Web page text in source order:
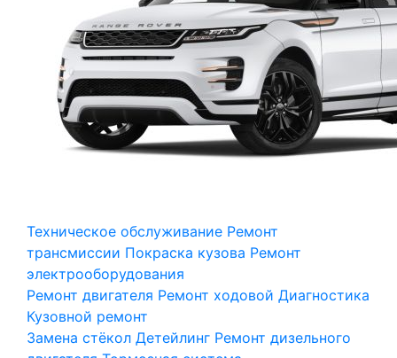
Техническое обслуживание Ремонт
трансмиссии Покраска кузова Ремонт
электрооборудования
Ремонт двигателя Ремонт ходовой Диагностика
Кузовной ремонт
Замена стёкол Детейлинг Ремонт дизельного